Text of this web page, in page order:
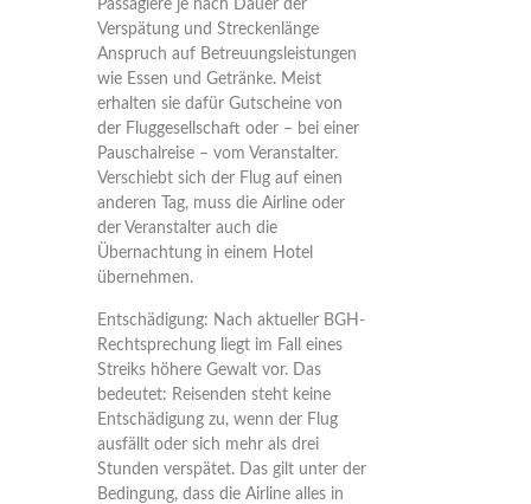
Passagiere je nach Dauer der
Verspätung und Streckenlänge
Anspruch auf Betreuungsleistungen
wie Essen und Getränke. Meist
erhalten sie dafür Gutscheine von
der Fluggesellschaft oder – bei einer
Pauschalreise – vom Veranstalter.
Verschiebt sich der Flug auf einen
anderen Tag, muss die Airline oder
der Veranstalter auch die
Übernachtung in einem Hotel
übernehmen.
Entschädigung: Nach aktueller BGH-
Rechtsprechung liegt im Fall eines
Streiks höhere Gewalt vor. Das
bedeutet: Reisenden steht keine
Entschädigung zu, wenn der Flug
ausfällt oder sich mehr als drei
Stunden verspätet. Das gilt unter der
Bedingung, dass die Airline alles in